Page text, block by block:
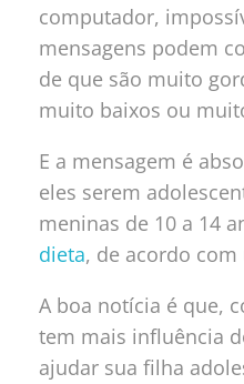
computador,
mensagens podem
de que são muito
muito baixos ou
E a mensagem é
eles serem
meninas de 10 a 14
dieta, de acordo com
A boa notícia é que,
tem mais influência
ajudar sua filha